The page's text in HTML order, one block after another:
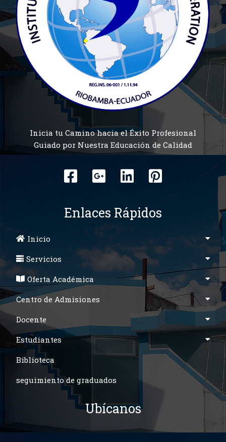
Inicia tu Camino hacia el Éxito Profesional
Guiado por Nuestra Educación de Calidad
Enlaces Rápidos
Inicio
Servicios
Oferta Académica
Centro de Admisiones
Docente
Estudiantes
Biblioteca
seguimiento de graduados
Ubícanos